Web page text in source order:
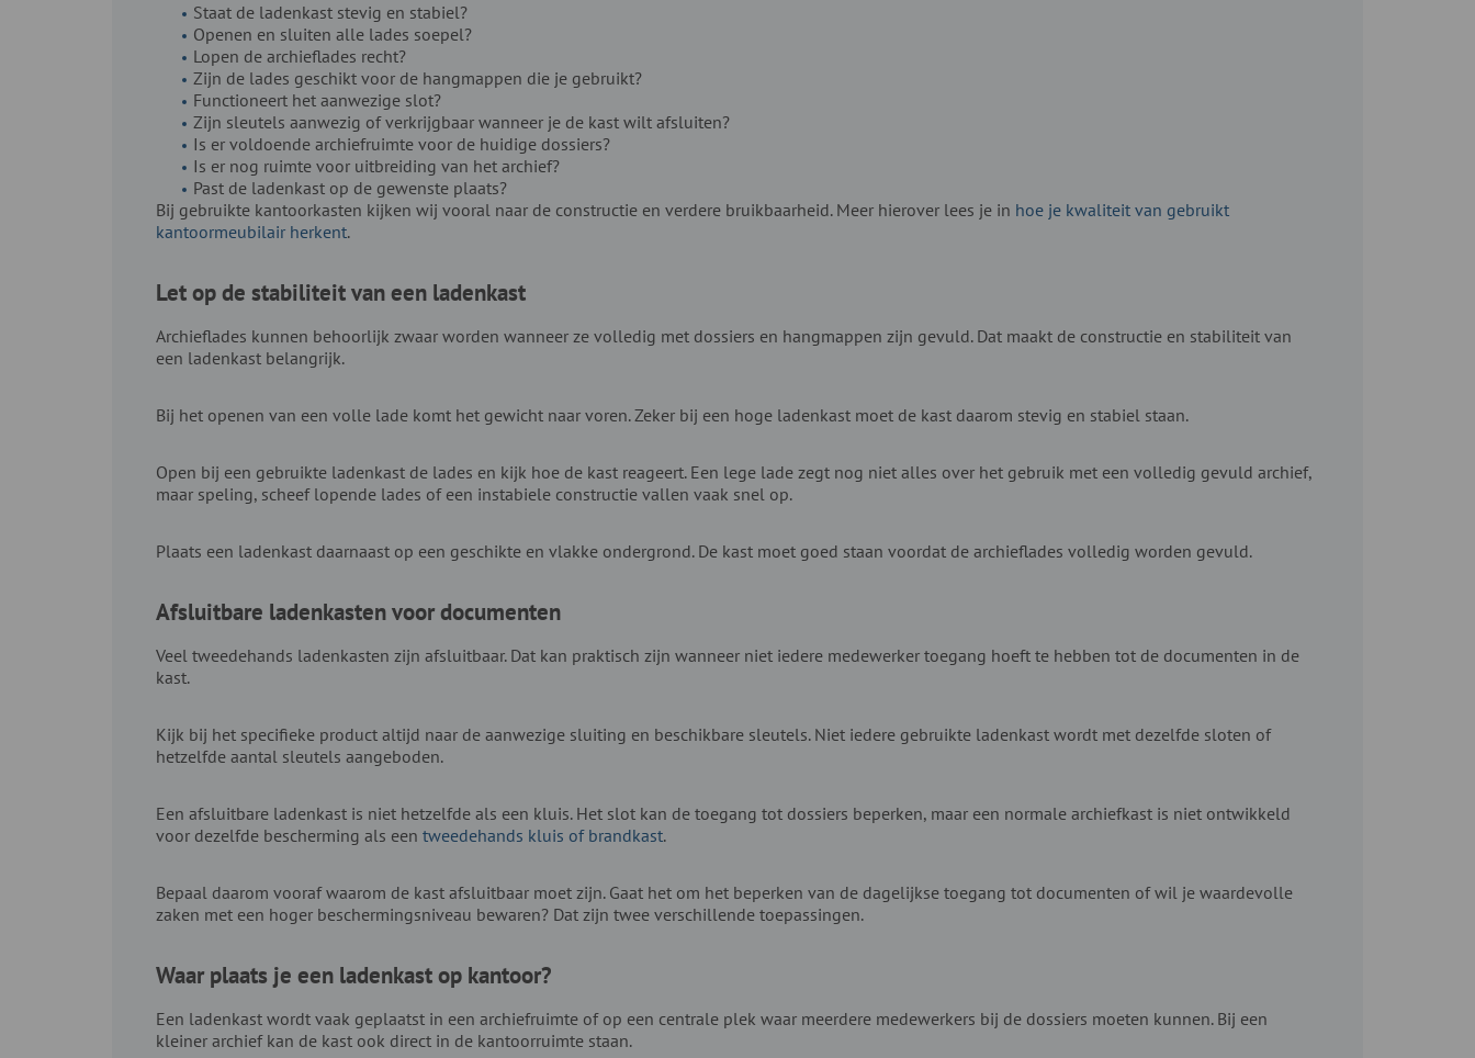
Staat de ladenkast stevig en stabiel?
Openen en sluiten alle lades soepel?
Lopen de archieflades recht?
Zijn de lades geschikt voor de hangmappen die je gebruikt?
Functioneert het aanwezige slot?
Zijn sleutels aanwezig of verkrijgbaar wanneer je de kast wilt afsluiten?
Is er voldoende archiefruimte voor de huidige dossiers?
Is er nog ruimte voor uitbreiding van het archief?
Past de ladenkast op de gewenste plaats?
Bij gebruikte kantoorkasten kijken wij vooral naar de constructie en verdere bruikbaarheid. Meer hierover lees je in hoe je kwaliteit van gebruikt
kantoormeubilair herkent.
Let op de stabiliteit van een ladenkast
Archieflades kunnen behoorlijk zwaar worden wanneer ze volledig met dossiers en hangmappen zijn gevuld. Dat maakt de constructie en stabiliteit van
een ladenkast belangrijk.
Bij het openen van een volle lade komt het gewicht naar voren. Zeker bij een hoge ladenkast moet de kast daarom stevig en stabiel staan.
Open bij een gebruikte ladenkast de lades en kijk hoe de kast reageert. Een lege lade zegt nog niet alles over het gebruik met een volledig gevuld archief,
maar speling, scheef lopende lades of een instabiele constructie vallen vaak snel op.
Plaats een ladenkast daarnaast op een geschikte en vlakke ondergrond. De kast moet goed staan voordat de archieflades volledig worden gevuld.
Afsluitbare ladenkasten voor documenten
Veel tweedehands ladenkasten zijn afsluitbaar. Dat kan praktisch zijn wanneer niet iedere medewerker toegang hoeft te hebben tot de documenten in de
kast.
Kijk bij het specifieke product altijd naar de aanwezige sluiting en beschikbare sleutels. Niet iedere gebruikte ladenkast wordt met dezelfde sloten of
hetzelfde aantal sleutels aangeboden.
Een afsluitbare ladenkast is niet hetzelfde als een kluis. Het slot kan de toegang tot dossiers beperken, maar een normale archiefkast is niet ontwikkeld
voor dezelfde bescherming als een tweedehands kluis of brandkast.
Bepaal daarom vooraf waarom de kast afsluitbaar moet zijn. Gaat het om het beperken van de dagelijkse toegang tot documenten of wil je waardevolle
zaken met een hoger beschermingsniveau bewaren? Dat zijn twee verschillende toepassingen.
Waar plaats je een ladenkast op kantoor?
Een ladenkast wordt vaak geplaatst in een archiefruimte of op een centrale plek waar meerdere medewerkers bij de dossiers moeten kunnen. Bij een
kleiner archief kan de kast ook direct in de kantoorruimte staan.